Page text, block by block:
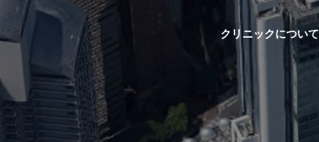
クリニックについて